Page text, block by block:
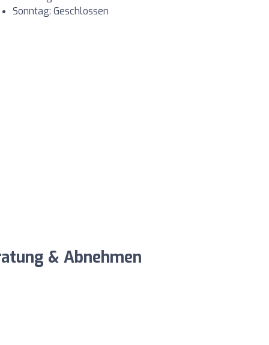
Sonntag: Geschlossen
& Abnehmen